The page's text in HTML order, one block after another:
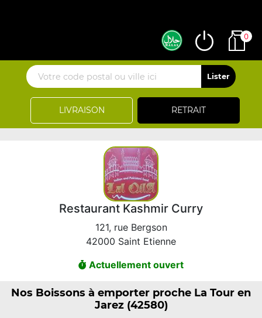
LIVRAISON RETRAIT
0
Restaurant Kashmir Curry
121, rue Bergson
42000 Saint Etienne
Actuellement ouvert
Nos Boissons à emporter proche La Tour en
Jarez (42580)